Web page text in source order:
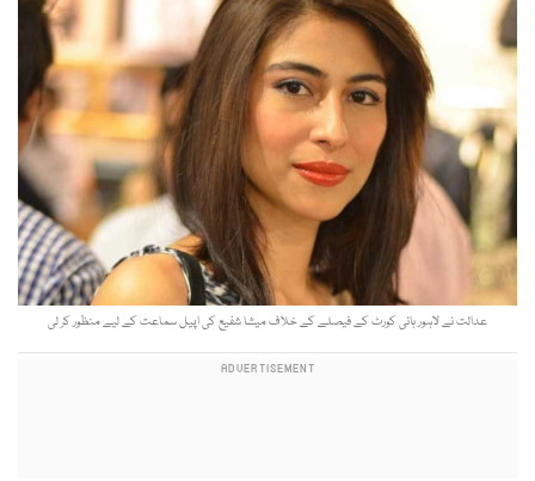
عدالت نے لاہور ہائی کورٹ کے فیصلے کے خلاف میشا شفیع کی اپیل سماعت کے لیے منظور کر لی